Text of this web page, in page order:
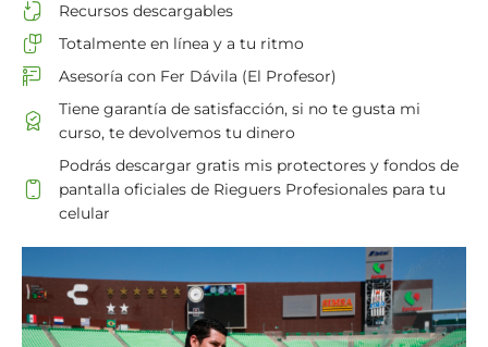
Recursos descargables
Totalmente en línea y a tu ritmo
Asesoría con Fer Dávila (El Profesor)
Tiene garantía de satisfacción, si no te gusta mi
curso, te devolvemos tu dinero
Podrás descargar gratis mis protectores y fondos de
pantalla oficiales de Rieguers Profesionales para tu
celular